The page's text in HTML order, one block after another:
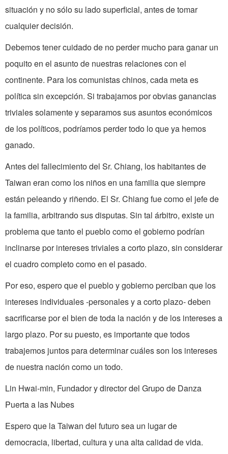
situación y no sólo su lado superficial, antes de tomar
cualquier decisión.
Debemos tener cuidado de no perder mucho para ganar un
poquito en el asunto de nuestras relaciones con el
continente. Para los comunistas chinos, cada meta es
política sin excepción. Si trabajamos por obvias ganancias
triviales solamente y separamos sus asuntos económicos
de los políticos, podríamos perder todo lo que ya hemos
ganado.
Antes del fallecimiento del Sr. Chiang, los habitantes de
Taiwan eran como los niños en una familia que siempre
están peleando y riñendo. El Sr. Chiang fue como el jefe de
la familia, arbitrando sus disputas. Sin tal árbitro, existe un
problema que tanto el pueblo como el gobierno podrían
inclinarse por intereses triviales a corto plazo, sin considerar
el cuadro completo como en el pasado.
Por eso, espero que el pueblo y gobierno perciban que los
intereses individuales -personales y a corto plazo- deben
sacrificarse por el bien de toda la nación y de los intereses a
largo plazo. Por su­ puesto, es importante que todos
trabajemos juntos para determinar cuáles son los intereses
de nuestra nación como un todo.
Lin Hwai-min, Fundador y director del Grupo de Danza
Puerta a las Nubes
Espero que la Taiwan del futuro sea un lugar de
democracia, libertad, cultura y una alta calidad de vida.